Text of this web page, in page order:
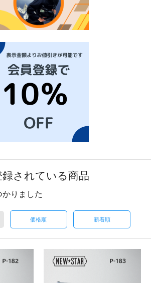
録されている商品
りました
価格順 新着順